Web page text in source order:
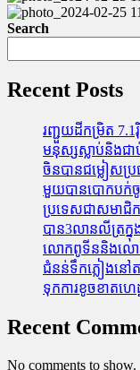
Search
Recent Posts
រញ្ជួយដីកម្រិត​ 7.1
មនុស្សស្លាប់​និង​ជា
ចិនបានជម្លៀសប្រ
មួយបានបោកបក់
ប្រទេសជាសមាជិក
បាន3លានលីត្រក្នុ
លោកពូទីននិងលោកត្
ជំនន់​ទឹកភ្លៀង​ន
ទុក​ការ​ខូចខាត​ហេ
Recent
No comments to show.